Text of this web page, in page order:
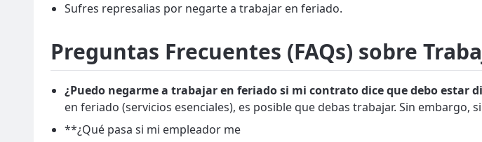
Sufres represalias por negarte a trabajar en feriado.
Preguntas Frecuentes (FAQs) sobre
¿Puedo negarme a trabajar en feriado si mi contrato dice que debo estar
en feriado (servicios esenciales), es posible que debas trabajar. Sin embargo,
**¿Qué pasa si mi empleador me